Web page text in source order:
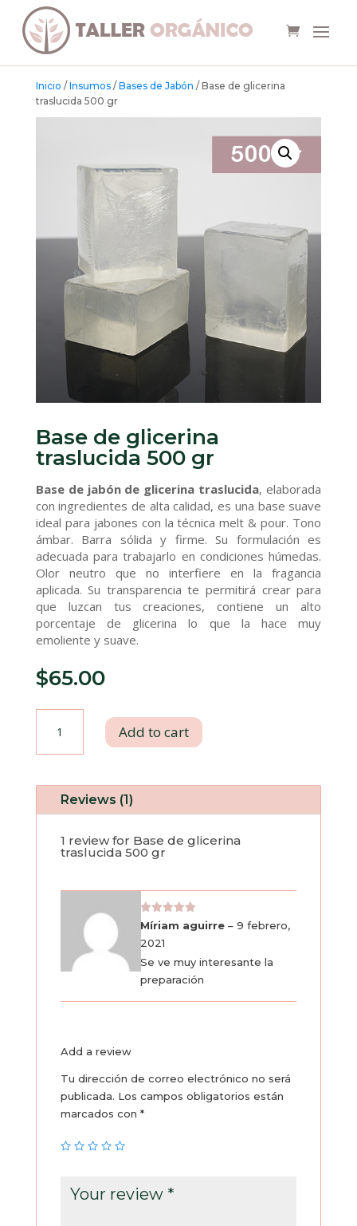
Inicio / Insumos/ Bases de Jabón / Base de glicerina
traslucida 500 gr
Base de glicerina
traslucida 500 gr
Base de jabón de glicerina traslucida, elaborada
con ingredientes de alta calidad, es una base suave
ideal para jabones con la técnica melt & pour. Tono
ámbar. Barra sólida y firme. Su formulación es
adecuada para trabajarlo en condiciones húmedas.
Olor neutro que no interfiere en la fragancia
aplicada. Su transparencia te permitirá crear para
que luzcan tus creaciones, contiene un alto
porcentaje de glicerina lo que la hace muy
emoliente y suave.
$65.00
Base
glicerina
traslucida
quantity
Add to cart
Reviews (1)
1 review for Base de glicerina
traslucida 500 gr
Rated5
out of 5
Míriam aguirre – 9 febrero,
2021
Se ve muy interesante la
preparación
Add a review
Tu dirección de correo electrónico no será
publicada. Los campos obligatorios están
marcados con *